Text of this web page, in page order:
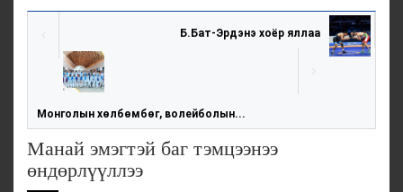
Б.Бат-Эрдэнэ хоёр яллаа
Монголын хөлбөмбөг, волейболын...
Манай эмэгтэй баг тэмцээнээ
өндөрлүүллээ